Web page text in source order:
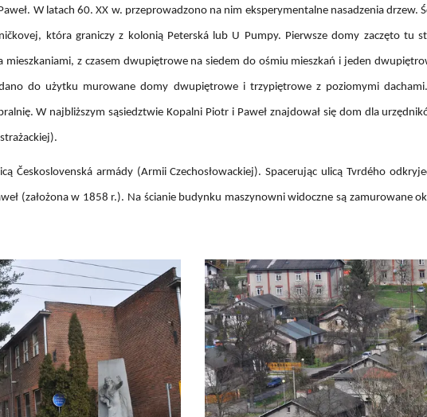
W latach 60. XX w. przeprowadzono na nim eksperymentalne nasadzenia drzew.
która graniczy z kolonią Peterská lub U Pumpy. Pierwsze domy zaczęto tu
mieszkaniami, z czasem dwupiętrowe na siedem do ośmiu mieszkań i jeden
do użytku murowane domy dwupiętrowe i trzypiętrowe z poziomymi
W najbliższym sąsiedztwie Kopalni Piotr i Paweł znajdował się dom dla
Československá armády (Armii Czechosłowackiej). Spacerując ulicą Tvrdého
(założona w 1858 r.). Na ścianie budynku maszynowni widoczne są zamurowane